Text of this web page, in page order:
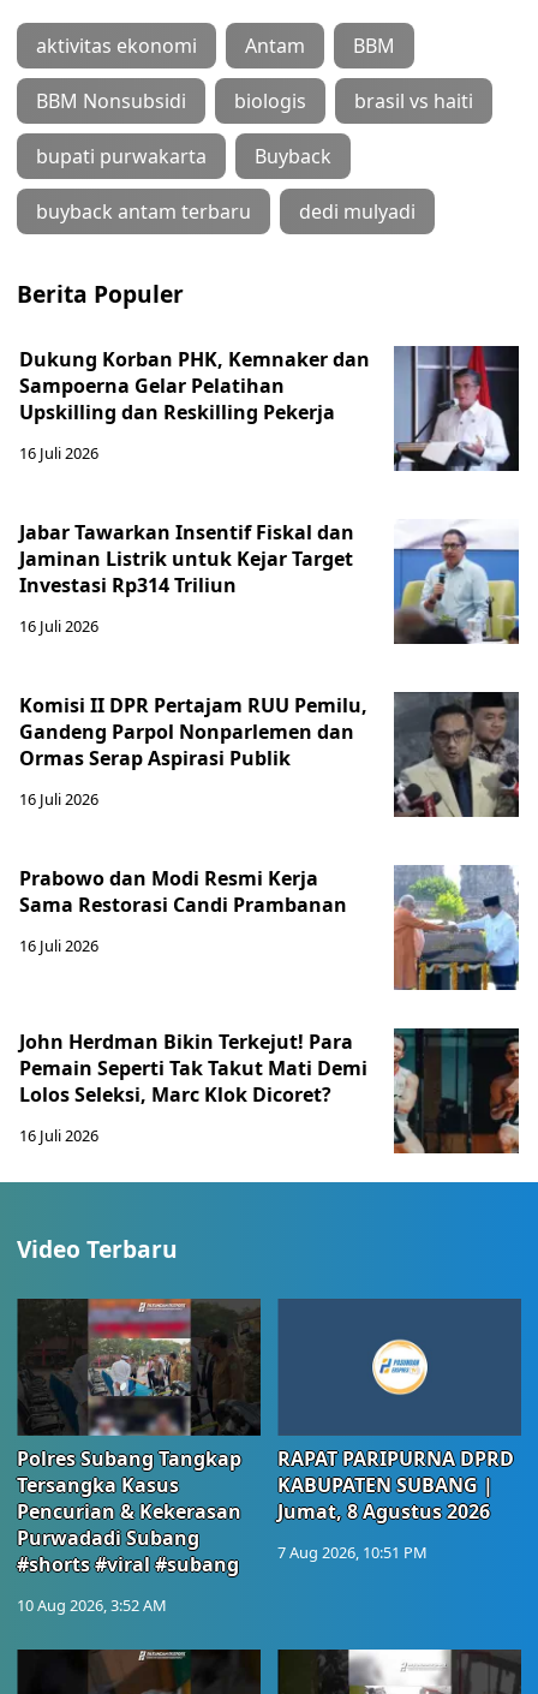
aktivitas ekonomi Antam BBM
BBM Nonsubsidi biologis brasil vs haiti
bupati purwakarta Buyback
buyback antam terbaru dedi mulyadi
Berita Populer
Dukung Korban PHK, Kemnaker dan
Sampoerna Gelar Pelatihan
Upskilling dan Reskilling Pekerja
16 Juli 2026
Jabar Tawarkan Insentif Fiskal dan
Jaminan Listrik untuk Kejar Target
Investasi Rp314 Triliun
16 Juli 2026
Komisi II DPR Pertajam RUU Pemilu,
Gandeng Parpol Nonparlemen dan
Ormas Serap Aspirasi Publik
16 Juli 2026
Prabowo dan Modi Resmi Kerja
Sama Restorasi Candi Prambanan
16 Juli 2026
John Herdman Bikin Terkejut! Para
Pemain Seperti Tak Takut Mati Demi
Lolos Seleksi, Marc Klok Dicoret?
16 Juli 2026
Video Terbaru
Polres Subang Tangkap
Tersangka Kasus
Pencurian & Kekerasan
Purwadadi Subang
#shorts #viral #subang
10 Aug 2026, 3:52 AM
RAPAT PARIPURNA DPRD
KABUPATEN SUBANG |
Jumat, 8 Agustus 2026
7 Aug 2026, 10:51 PM